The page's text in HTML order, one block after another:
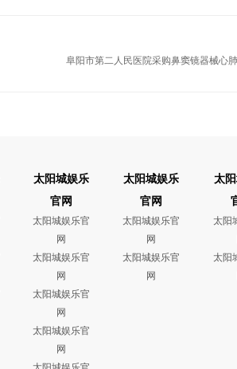
阜阳市第二人民医院采购鼻窦镜器械心
太阳城娱乐
官网
太阳城娱乐官
网
太阳城娱乐官
网
太阳城娱乐官
网
太阳城娱乐官
网
太阳城娱乐
官网
太阳城娱乐官
网
太阳城娱乐官
网
太
太阳
太阳